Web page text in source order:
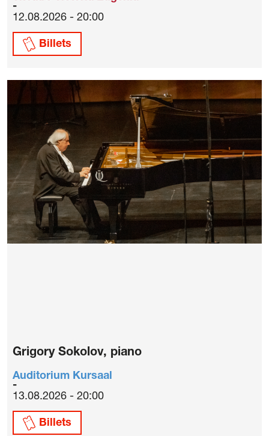
12.08.2026 - 20:00
Billets
Grigory Sokolov, piano
Auditorium Kursaal
13.08.2026 - 20:00
Billets